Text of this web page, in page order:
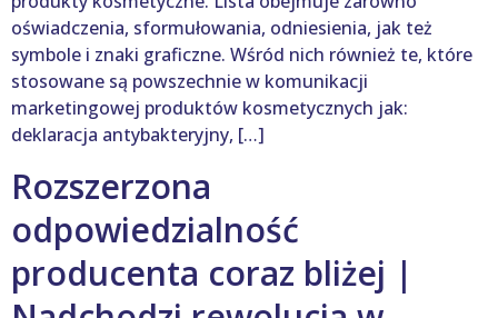
oświadczenia, sformułowania, odniesienia, jak też
symbole i znaki graficzne. Wśród nich również te, które
stosowane są powszechnie w komunikacji
marketingowej produktów kosmetycznych jak:
deklaracja antybakteryjny, […]
Rozszerzona
odpowiedzialność
producenta coraz bliżej |